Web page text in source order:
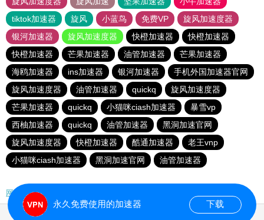
tiktok加速器
旋风 小蓝鸟 免费VP
旋风加速度器
银河加速器
旋风加速度器 快橙加速器
快橙加速器
快橙加速器
芒果加速器 油管加速器
芒果加速器
海鸥加速器
ins加速器 银河加速器
手机外国加速器官网
旋风加速度器
油管加速器 quickq
旋风加速度器
芒果加速器
quickq 小猫咪ciash加速器
暴雪vp
西柚加速器
quickq 油管加速器
黑洞加速官网
旋风加速度器
快橙加速器 酷通加速器
老王vnp
小猫咪ciash加速器
黑洞加速官网 油管加速器
网站地图
永久免费使用的加速器 下载